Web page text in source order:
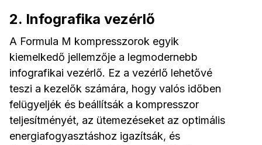
2. Infografika vezérlő
A Formula M kompresszorok egyik
kiemelkedő jellemzője a legmodernebb
infografikai vezérlő. Ez a vezérlő lehetővé
teszi a kezelők számára, hogy valós időben
felügyeljék és beállítsák a kompresszor
teljesítményét, az ütemezéseket az optimális
energiafogyasztáshoz igazítsák, és